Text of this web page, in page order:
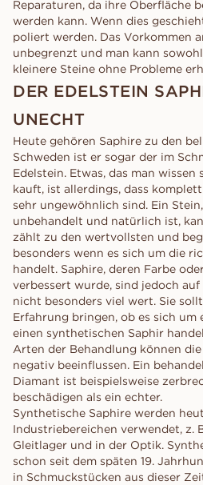
Reparaturen, da ihre Oberfläche
werden kann. Wenn dies
poliert werden. Das Vorkommen
unbegrenzt und man kann
kleinere Steine ohne Probleme
DER EDELSTEIN
UNECHT
Heute gehören Saphire zu den
Schweden ist er sogar der im
Edelstein. Etwas, das man
kauft, ist allerdings, dass
sehr ungewöhnlich sind. Ein
unbehandelt und natürlich ist,
zählt zu den wertvollsten und
besonders wenn es sich um die
handelt. Saphire, deren Farbe
verbessert wurde, sind jedoch
nicht besonders viel wert. Sie
Erfahrung bringen, ob es sich um
einen synthetischen Saphir
Arten der Behandlung können
negativ beeinflussen. Ein
Diamant ist beispielsweise
beschädigen als ein echter.
Synthetische Saphire werden
Industriebereichen verwendet, z.
Gleitlager und in der Optik.
schon seit dem späten 19.
in Schmuckstücken aus dieser